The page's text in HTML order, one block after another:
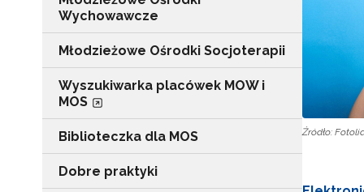
Wychowawcze
Młodzieżowe Ośrodki Socjoterapii
Wyszukiwarka placówek MOW i
MOS
Biblioteczka dla MOS
Dobre praktyki
Źródło: